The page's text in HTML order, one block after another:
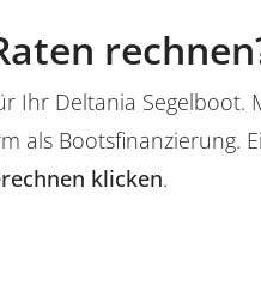
Ihr Deltania
Bootsfinanzierung.
klicken.